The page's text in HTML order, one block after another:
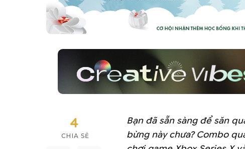
4
CHIA SẺ
Bạn đã sẵn sàng để săn
bừng này chưa?Combo